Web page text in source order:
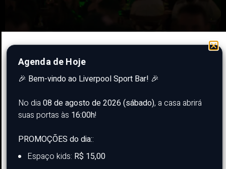
Agenda de Hoje
🎉 Bem-vindo ao Liverpool Sport Bar! 🎉
No dia 08 de agosto de 2026 (sábado), a casa abrirá
suas portas às 16:00h!
PROMOÇÕES do dia::
Espaço kids: R$ 15,00